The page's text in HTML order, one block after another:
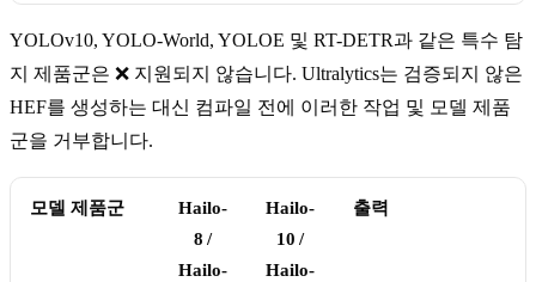
YOLOv10, YOLO-World, YOLOE 및 RT-DETR과 같은 특수 탐
지 제품군은 ❌ 지원되지 않습니다. Ultralytics는 검증되지 않은
HEF를 생성하는 대신 컴파일 전에 이러한 작업 및 모델 제품
군을 거부합니다.
모델 제품군
Hailo-
8 /
Hailo-
Hailo-
10 /
Hailo-
출력